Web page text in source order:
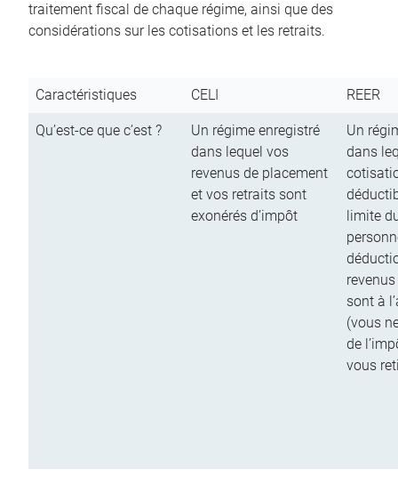
traitement fiscal de chaque régime, ainsi que des
considérations sur les cotisations et les retraits.
Caractéristiques CELI REER
Qu’est-ce que c’est ?
Un régime enregistré
dans lequel vos
revenus de placement
et vos retraits sont
exonérés d’impôt
Un
dans
limite
sont à
(vous
de
vous